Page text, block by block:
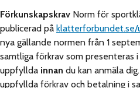
Förkunskapskrav Norm för
publicerad på
nya gällande normen från 1
samtliga förkrav som presenteras
uppfyllda innan du kan anmäla
uppfyllda förkrav och betalning i